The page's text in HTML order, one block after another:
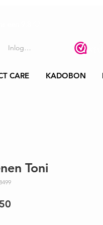
Inloggen
CARE KADOBON
Toni